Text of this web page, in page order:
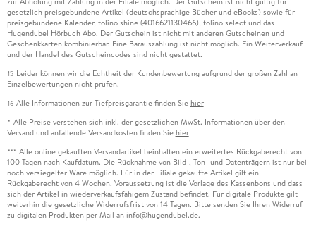
gesetzlich preisgebundene Artikel (deutschsprachige Bücher und eBooks) sowie für
preisgebundene Kalender, tolino shine (4016621130466), tolino select und das
Hugendubel Hörbuch Abo. Der Gutschein ist nicht mit anderen Gutscheinen und
Geschenkkarten kombinierbar. Eine Barauszahlung ist nicht möglich. Ein Weiterverkauf
und der Handel des Gutscheincodes sind nicht gestattet.
15 Leider können wir die Echtheit der Kundenbewertung aufgrund der großen Zahl an
Einzelbewertungen nicht prüfen.
16 Alle Informationen zur Tiefpreisgarantie finden Sie hier
* Alle Preise verstehen sich inkl. der gesetzlichen MwSt. Informationen über den
Versand und anfallende Versandkosten finden Sie hier
*** Alle online gekauften Versandartikel beinhalten ein erweitertes Rückgaberecht von
100 Tagen nach Kaufdatum. Die Rücknahme von Bild-, Ton- und Datenträgern ist nur bei
noch versiegelter Ware möglich. Für in der Filiale gekaufte Artikel gilt ein
Rückgaberecht von 4 Wochen. Voraussetzung ist die Vorlage des Kassenbons und dass
sich der Artikel in wiederverkaufsfähigem Zustand befindet. Für digitale Produkte gilt
weiterhin die gesetzliche Widerrufsfrist von 14 Tagen. Bitte senden Sie Ihren Widerruf
zu digitalen Produkten per Mail an info@hugendubel.de.